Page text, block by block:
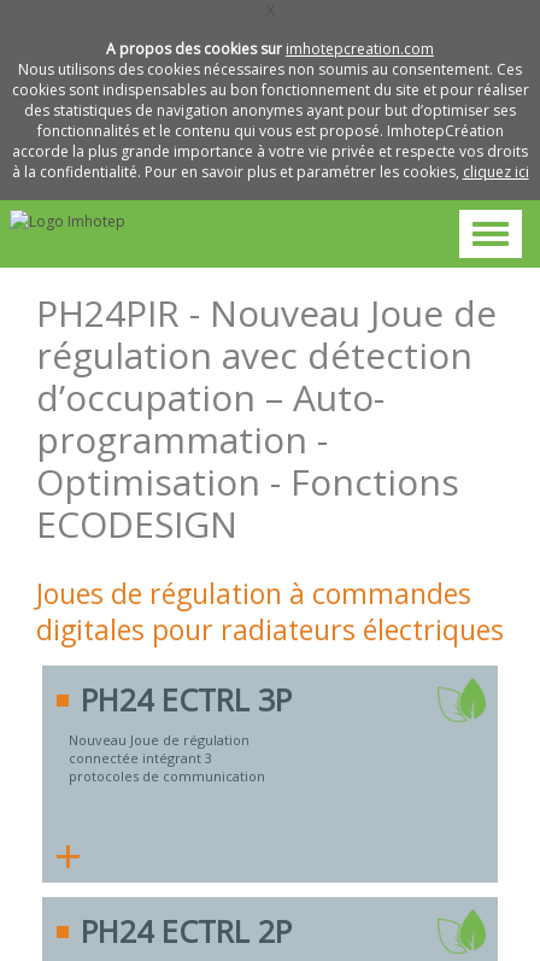
A propos des cookies sur imhotepcreation.com
Nous utilisons des cookies nécessaires non soumis au consentement. Ces
cookies sont indispensables au bon fonctionnement du site et pour réaliser
des statistiques de navigation anonymes ayant pour but d’optimiser ses
fonctionnalités et le contenu qui vous est proposé. ImhotepCréation
accorde la plus grande importance à votre vie privée et respecte vos droits
à la confidentialité. Pour en savoir plus et paramétrer les cookies, cliquez ici
PH24PIR - Nouveau Joue de
régulation avec détection
d’occupation – Auto-
programmation -
Optimisation - Fonctions
ECODESIGN
Joues de régulation à commandes
digitales pour radiateurs électriques
PH24 ECTRL 3P
Nouveau Joue de régulation
connectée intégrant 3
protocoles de communication
+
PH24 ECTRL 2P